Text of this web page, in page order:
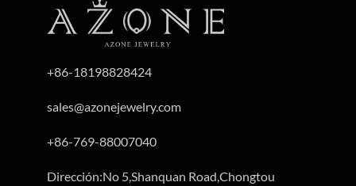
+86-18198828424
sales@azonejewelry.com
+86-769-88007040
Dirección:No 5,Shanquan Road,Chongtou